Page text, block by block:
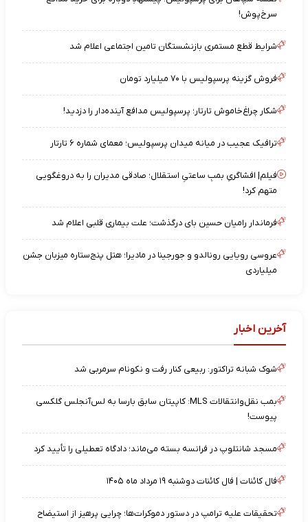
سرخ‌پوش!
شرایط قطع مستمری بازنشستگان تامین اجتماعی اعلام شد
فروش گزینه پرسپولیس با ۷۰ میلیارد تومان
شکار چراغ‌خاموش تارتار؛ پرسپولیس مدافع آینده‌دار را دزدید!
ترافیک عجیب در میانه میدان پرسپولیس؛ معمای شماره ۶ تارتار
فیلم| افشاگریِ بمبِ ساعتیِ استقلال؛ صادقی مدیران را به دروغگویی
متهم کرد!
فرماندار رامیان حسین بای درگذشت؛ علت بیماری قلبی اعلام شد
عروسی رویایی رونالدو و جورجینا در مادیرا؛ هتل پنج‌ستاره میزبان جشن
میلیاردی
آخرین اخبار
شوک شبانه تراکتور: ربیعی کنار رفت و نکونام سرمربی شد
بمب نقل‌وانتقالات MLS: کاپیتان سابق بارسا به لس‌آنجلس گلکسی
پیوست!
مسجد شانتلوپ در فرانسه بسته می‌ماند؛ دادگاه تعطیلی را تأیید کرد
فال کائنات | فال کائنات دوشنبه ۱۹ مرداد ماه ۱۴۰۵
تحقیقات علیه ترامپ در دستور دموکرات‌ها؛ چرایی پرهیز از استیضاح